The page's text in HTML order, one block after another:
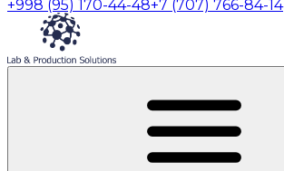
+998 (95) 170-44-48+7 (707) 766-84-14